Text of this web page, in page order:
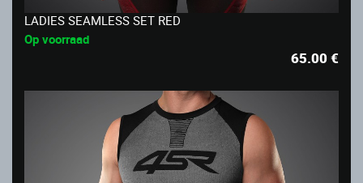
LADIES SEAMLESS SET RED
Op voorraad
65.00€